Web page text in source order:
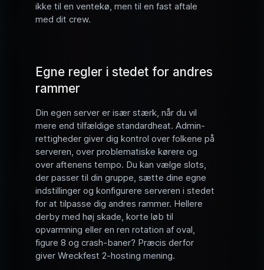
ikke til en ventekø, men til en fast aftale
med dit crew.
Egne regler i stedet for andres
rammer
Din egen server er især stærk, når du vil
mere end tilfældige standardheat. Admin-
rettigheder giver dig kontrol over folkene på
serveren, over problematiske kørere og
over aftenens tempo. Du kan vælge slots,
der passer til din gruppe, sætte dine egne
indstillinger og konfigurere serveren i stedet
for at tilpasse dig andres rammer. Hellere
derby med høj skade, korte løb til
opvarmning eller en ren rotation af oval,
figure 8 og crash-baner? Præcis derfor
giver Wreckfest 2-hosting mening.